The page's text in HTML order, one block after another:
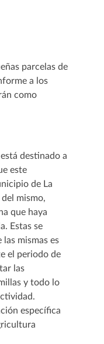
parcelas de
a los
como
destinado a
este
de La
mismo,
que haya
Estas se
mismas es
el periodo de
las
y todo lo
específica